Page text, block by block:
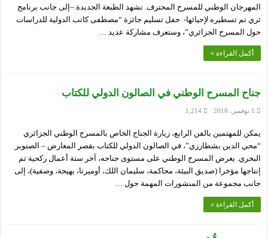
المهرجان الوطني للمسرح المحترف. تشهد الطبعة الجديدة –إلى جانب برنامج
ثري تم تسطيره لإحيائها- حفل تسليم جائزة “مصطفى كاتب الدولية للدراسات
حول المسرح الجزائري”، وستعرف مشاركة عديد …
أكمل القراءة »
جناح المسرح الوطني في الصالون الدولي للكتاب
1 نوفمبر، 2018 1,214
يمكن للمهتمين بالفن الرابع، زيارة الجناح الخاص بالمسرح الوطني الجزائري
“محي الدين بشطارزي”، في الصالون الدولي للكتاب بقصر المعارض – الصنوبر
البحري. يعرض المسرح الوطني على مستوى جناحه، آخر ستة أعمال ركحية تم
إنتاجها مؤخرا (صديق البيئة، محاكمة، سليمان اللك، أوميرتا، بهيجة، وصفية)، إلى
جانب مجموعة من المنشورات المهمة حول …
أكمل القراءة »